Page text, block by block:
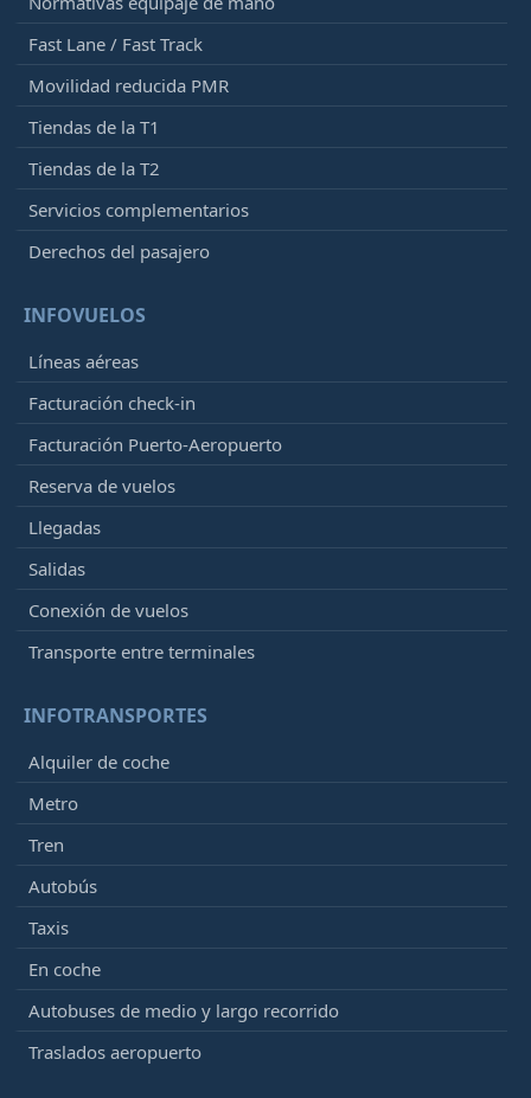
Fast Lane / Fast Track
Movilidad reducida PMR
Tiendas de la T1
Tiendas de la T2
Servicios complementarios
Derechos del pasajero
INFOVUELOS
Líneas aéreas
Facturación check-in
Facturación Puerto-Aeropuerto
Reserva de vuelos
Llegadas
Salidas
Conexión de vuelos
Transporte entre terminales
INFOTRANSPORTES
Alquiler de coche
Metro
Tren
Autobús
Taxis
En coche
Autobuses de medio y largo recorrido
Traslados aeropuerto